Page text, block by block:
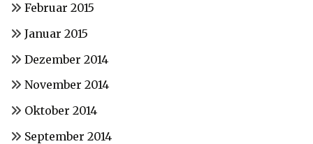
Februar 2015
Januar 2015
Dezember 2014
November 2014
Oktober 2014
September 2014